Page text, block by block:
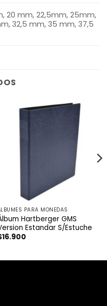
20 mm, 22,5mm, 25mm,
32,5 mm, 35 mm, 37,5
PARA MONEDAS
Hartberger GMS
Estandar S/Estuche
16.900